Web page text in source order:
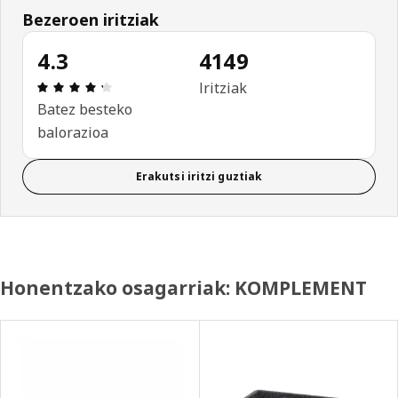
Bezeroen iritziak
4.3
Aipamena: 4.3 / 5 izar. Berrikuspen osoak: 4149
Batez besteko
balorazioa
4149
Iritziak
Erakutsi iritzi guztiak
Honentzako osagarriak: KOMPLEMENT